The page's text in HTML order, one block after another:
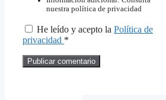
nuestra política de privacidad
He leído y acepto la Política de
privacidad *